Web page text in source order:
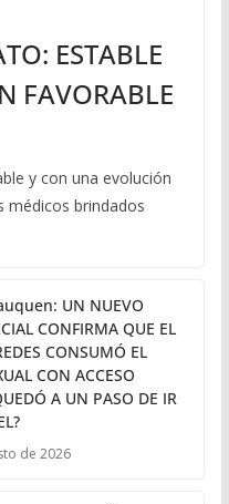
ESTABLE
FAVORABLE
y con una evolución
médicos brindados
UN NUEVO
CONFIRMA QUE EL
CONSUMÓ EL
CON ACCESO
A UN PASO DE IR
de 2026